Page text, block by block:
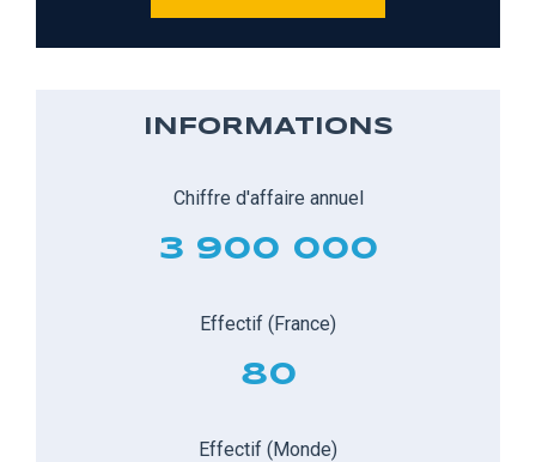
INFORMATIONS
Chiffre d'affaire annuel
3 900 000
Effectif (France)
80
Effectif (Monde)